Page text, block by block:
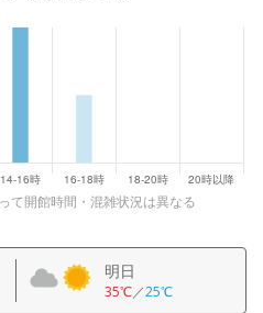
て開館時間・混雑状況は異なる
明日
35℃／25℃